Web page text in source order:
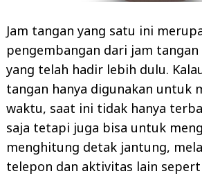
Jam tangan yang satu ini
pengembangan dari jam
yang telah hadir lebih dulu.
tangan hanya digunakan untuk
waktu, saat ini tidak hanya
saja tetapi juga bisa untuk
menghitung detak jantung,
telepon dan aktivitas lain